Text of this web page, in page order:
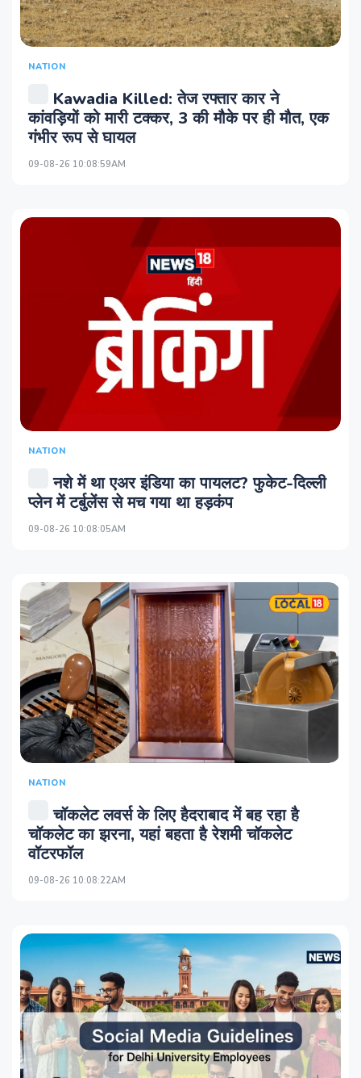
NATION
Kawadia Killed: तेज रफ्तार कार ने
कांवड़ियों को मारी टक्‍कर, 3 की मौके पर ही मौत, एक
गंभीर रूप से घायल
09-08-26 10:08:59AM
NATION
नशे में था एअर इंडिया का पायलट? फुकेट-दिल्ली
प्लेन में टर्बुलेंस से मच गया था हड़कंप
09-08-26 10:08:05AM
NATION
चॉकलेट लवर्स के लिए हैदराबाद में बह रहा है
चॉकलेट का झरना, यहां बहता है रेशमी चॉकलेट
वॉटरफॉल
09-08-26 10:08:22AM